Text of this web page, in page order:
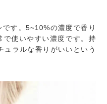
す。5~10%の濃度で香り
で使いやすい濃度です。持
ラルな香りがいいという